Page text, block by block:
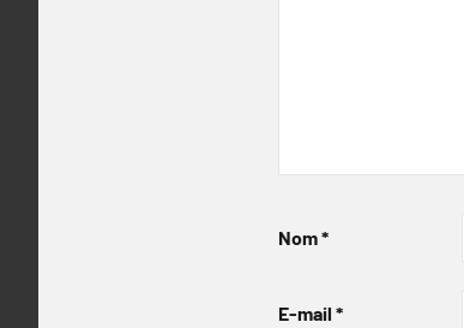
Nom*
E-mail *